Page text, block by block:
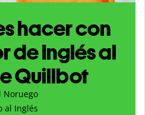
hacer con
de Inglés al
Quillbot
Noruego
al Inglés